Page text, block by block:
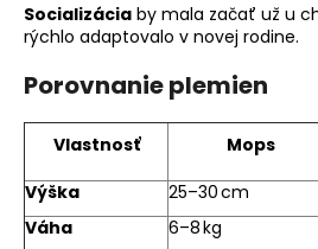
Socializácia by mala začať už u
rýchlo adaptovalo v novej rodine.
Porovnanie plemien
Vlastnosť Mops
Výška
25–30 cm
Váha
6–8 kg